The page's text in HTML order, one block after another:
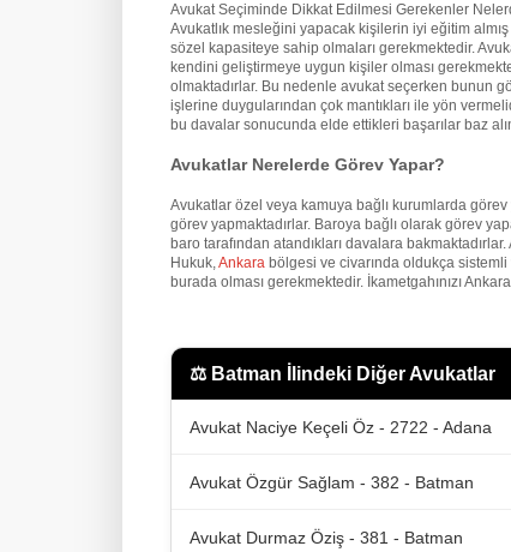
Avukat Seçiminde Dikkat Edilmesi Gerekenler
Avukatlık mesleğini yapacak kişilerin iyi eğitim
sözel kapasiteye sahip olmaları gerekmektedir.
kendini geliştirmeye uygun kişiler olması
olmaktadırlar. Bu nedenle avukat seçerken bunun
işlerine duygularından çok mantıkları ile yön
bu davalar sonucunda elde ettikleri başarılar baz
Avukatlar Nerelerde Görev Yapar?
Avukatlar özel veya kamuya bağlı kurumlarda
görev yapmaktadırlar. Baroya bağlı olarak görev
baro tarafından atandıkları davalara
Hukuk,Ankara bölgesi ve civarında oldukça sistemli
burada olması gerekmektedir. İkametgahınızı
⚖️ Batman İlindeki Diğer Avukatlar
Avukat Naciye Keçeli Öz - 2722 - Adana
Avukat Özgür Sağlam - 382 - Batman
Avukat Durmaz Öziş - 381 - Batman